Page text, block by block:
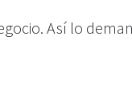
Así lo